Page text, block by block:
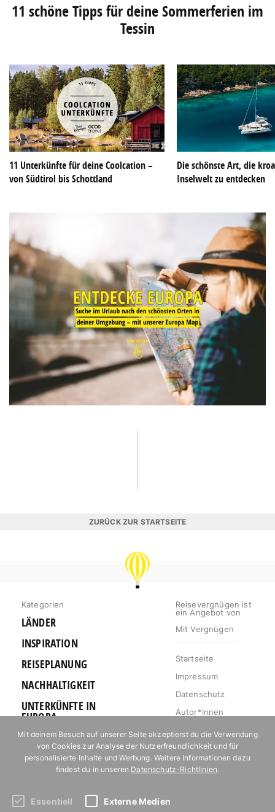
11 schöne Tipps für deine Sommerferien im
Tessin
11 Unterkünfte für deine Coolcation –
von Südtirol bis Schottland
Die schönste Art, die
Inselwelt zu entdecken
ZURÜCK ZUR STARTSEITE
REISEVERGNÜGEN
Kategorien
LÄNDER
INSPIRATION
REISEPLANUNG
NACHHALTIGKEIT
UNTERKÜNFTE IN
EUROPA
OUTDOOR
URLAUB FÜR
FOODIES
Reisevergnügen ist
ein Angebot von
Mit Vergnügen
Startseite
Impressum
Datenschutz
Autor*innen
Mediakit
Jobs
Kontakt
Abonniere unseren Newsletter!
Mit deinem Besuch auf unserer Seite akzeptierst du die Verwendung
von Cookies zur Analyse der Nutzerfreundlichkeit und für
personalisierte Inhalte und Werbung. Weitere Informationen dazu
findest du in unseren Datenschutz-Richtlinien.
Essentiell Externe Medien